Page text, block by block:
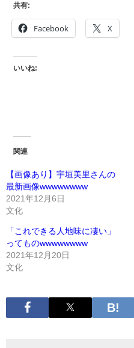
共有:
Facebook X
いいね:
関連
【画像あり】宇垣美里さんの
最新画像wwwwwwww
2021年12月6日
文化
「これできる人地味に凄い」
ってものwwwwwwww
2021年12月20日
文化